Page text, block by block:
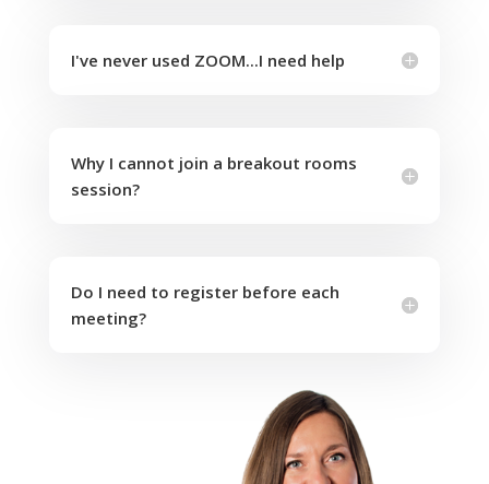
I've never used ZOOM...I need help
Why I cannot join a breakout rooms
session?
Do I need to register before each
meeting?